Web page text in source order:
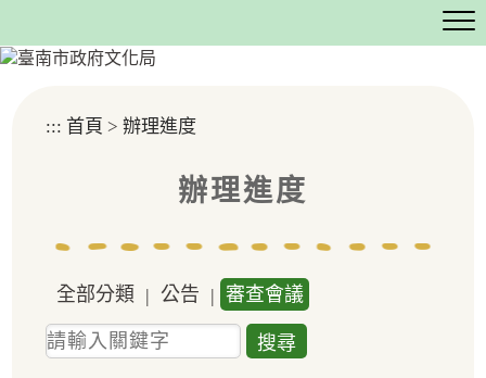
主
::: 首頁 > 辦理進度
辦理進度
全部分類 | 公告 | 審查會議
關
鍵